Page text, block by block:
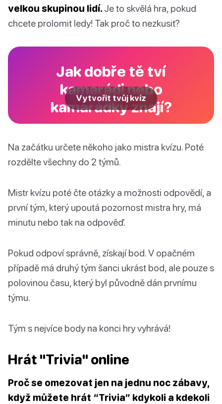
velkou skupinou lidí. Je to skvělá hra, pokud
chcete prolomit ledy! Tak proč to nezkusit?
Jak dobře tě tví
kamarádi nebo
kamarádky znají?
Vytvořit tvůj kvíz
Na začátku určete někoho jako mistra kvízu. Poté
rozdělte všechny do 2 týmů.
Mistr kvízu poté čte otázky a možnosti odpovědí, a
první tým, který upoutá pozornost mistra hry, má
minutu nebo tak na odpověď.
Pokud odpoví správně, získají bod. V opačném
případě má druhý tým šanci ukrást bod, ale pouze s
polovinou času, který byl původně dán prvnímu
týmu.
Tým s nejvíce body na konci hry vyhrává!
Hrát "Trivia" online
Proč se omezovat jen na jednu noc zábavy,
když můžete hrát “Trivia” kdykoli a kdekoli